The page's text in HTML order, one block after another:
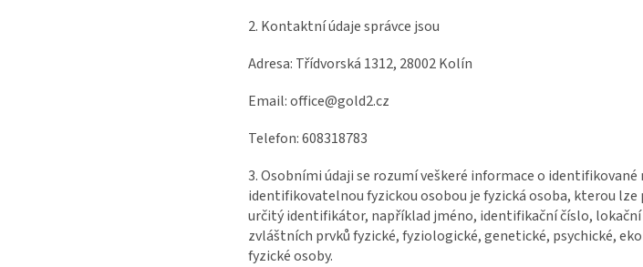
2. Kontaktní údaje správce jsou
Adresa: Třídvorská 1312, 28002 Kolín
Email: office@gold2.cz
Telefon: 608318783
3. Osobními údaji se rozumí veškeré informace o
identifikovatelnou fyzickou osobou je fyzická osoba, kterou
určitý identifikátor, například jméno, identifikační číslo,
zvláštních prvků fyzické, fyziologické, genetické, psychické,
fyzické osoby.